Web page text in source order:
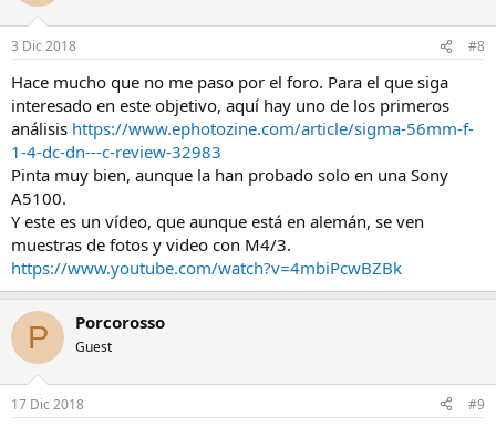
3 Dic 2018 #8
Hace mucho que no me paso por el foro. Para el que siga
interesado en este objetivo, aquí hay uno de los primeros
análisis https://www.ephotozine.com/article/sigma-56mm-f-
1-4-dc-dn---c-review-32983
Pinta muy bien, aunque la han probado solo en una Sony
A5100.
Y este es un vídeo, que aunque está en alemán, se ven
muestras de fotos y video con M4/3.
https://www.youtube.com/watch?v=4mbiPcwBZBk
P Porcorosso
Guest
17 Dic 2018 #9